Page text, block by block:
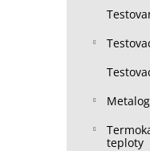
teploty